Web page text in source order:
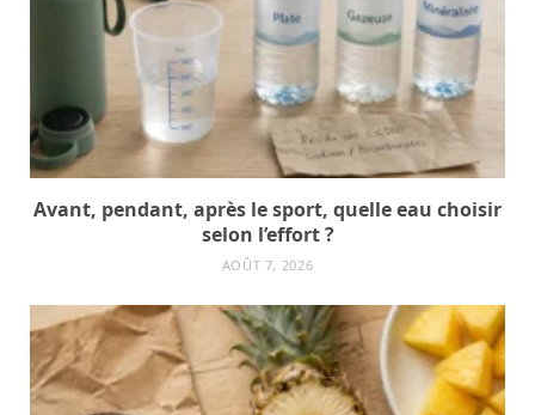
Avant, pendant, après le sport, quelle eau choisir
selon l’effort ?
AOÛT 7, 2026